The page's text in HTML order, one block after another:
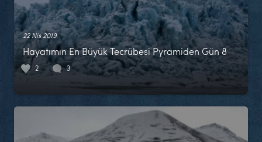
22 Nis 2019
Hayatımın En Büyük Tecrübesi Pyramiden Gün 8
2 3